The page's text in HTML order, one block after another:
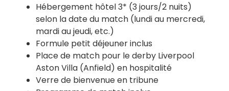
Hébergement hôtel 3* (3 jours/2 nuits)
selon la date du match (lundi au mercredi,
mardi au jeudi, etc.)
Formule petit déjeuner inclus
Place de match pour le derby Liverpool
Aston Villa (Anfield) en hospitalité
Verre de bienvenue en tribune